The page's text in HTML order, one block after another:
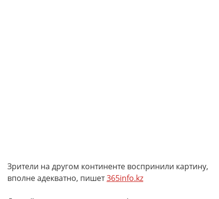
Зрители на другом континенте воспринили картину,
вполне адекватно, пишет365info.kz